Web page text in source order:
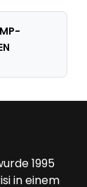
1995
in einem